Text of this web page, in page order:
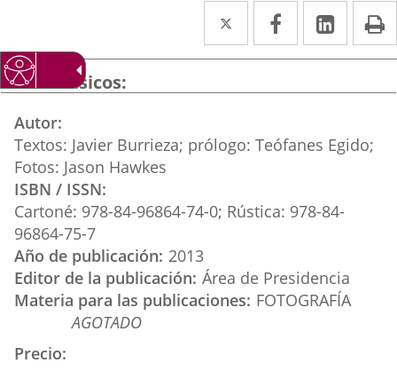
Twitter
Enlace
a
externa.
Facebook
Enlace
a
externa.
Enlace
a
Datos básicos
Autor
Textos: Javier Burrieza; prólogo: Teófanes Egido;
Fotos: Jason Hawkes
ISBN / ISSN
Cartoné: 978-84-96864-74-0; Rústica: 978-84-
96864-75-7
Año de publicación 2013
Editor de la publicación Área de Presidencia
Materia para las publicaciones FOTOGRAFÍA
Precio
AGOTADO